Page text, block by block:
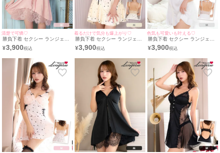
清楚で可憐♡
勝負下着 セクシー ランジェリ
ー ショルダーリボン シアーレ
ース サテン ベビードール
¥3,900
着るだけで気分も爆上がり♡
勝負下着 セクシー ランジェリ
ー ハートモチーフ ドット サイ
ドレースアップ チュール フリ
¥3,900
色気も可愛いも叶える♡
勝負下着 セクシー ランジェリ
ー サイドレースアップ ドット
シアー レース フリル リボン
¥3,900